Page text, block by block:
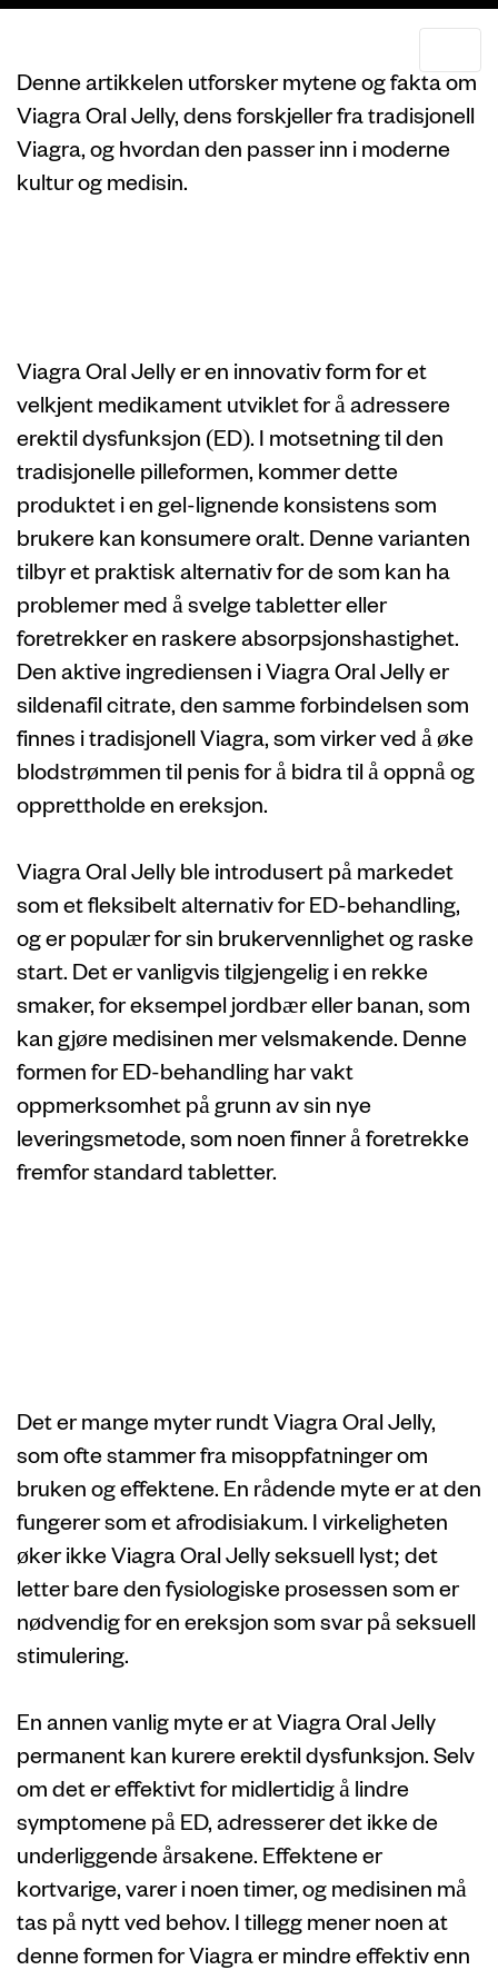
Denne artikkelen utforsker mytene og fakta om
Viagra Oral Jelly, dens forskjeller fra tradisjonell
Viagra, og hvordan den passer inn i moderne
kultur og medisin.
Viagra Oral Jelly er en innovativ form for et
velkjent medikament utviklet for å adressere
erektil dysfunksjon (ED). I motsetning til den
tradisjonelle pilleformen, kommer dette
produktet i en gel-lignende konsistens som
brukere kan konsumere oralt. Denne varianten
tilbyr et praktisk alternativ for de som kan ha
problemer med å svelge tabletter eller
foretrekker en raskere absorpsjonshastighet.
Den aktive ingrediensen i Viagra Oral Jelly er
sildenafil citrate, den samme forbindelsen som
finnes i tradisjonell Viagra, som virker ved å øke
blodstrømmen til penis for å bidra til å oppnå og
opprettholde en ereksjon.
Viagra Oral Jelly ble introdusert på markedet
som et fleksibelt alternativ for ED-behandling,
og er populær for sin brukervennlighet og raske
start. Det er vanligvis tilgjengelig i en rekke
smaker, for eksempel jordbær eller banan, som
kan gjøre medisinen mer velsmakende. Denne
formen for ED-behandling har vakt
oppmerksomhet på grunn av sin nye
leveringsmetode, som noen finner å foretrekke
fremfor standard tabletter.
Det er mange myter rundt Viagra Oral Jelly,
som ofte stammer fra misoppfatninger om
bruken og effektene. En rådende myte er at den
fungerer som et afrodisiakum. I virkeligheten
øker ikke Viagra Oral Jelly seksuell lyst; det
letter bare den fysiologiske prosessen som er
nødvendig for en ereksjon som svar på seksuell
stimulering.
En annen vanlig myte er at Viagra Oral Jelly
permanent kan kurere erektil dysfunksjon. Selv
om det er effektivt for midlertidig å lindre
symptomene på ED, adresserer det ikke de
underliggende årsakene. Effektene er
kortvarige, varer i noen timer, og medisinen må
tas på nytt ved behov. I tillegg mener noen at
denne formen for Viagra er mindre effektiv enn